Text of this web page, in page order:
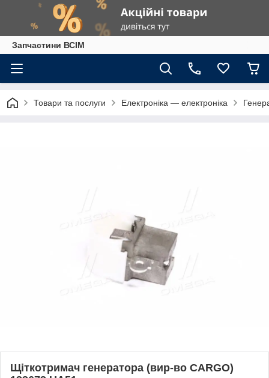
Запчастини ВСІМ
Товари та послуги Електроніка — електроніка
Щіткотримач генератора (вир-во CARGO)